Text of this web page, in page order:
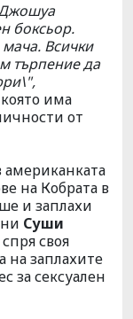
Джошуа
боксьор.
Всички
търпение да
има
от
американката
на Кобрата в
и заплахи
Суши
своя
на заплахите
за сексуален